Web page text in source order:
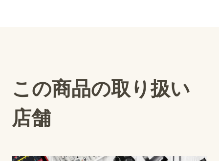
この商品の取り扱い
店舗